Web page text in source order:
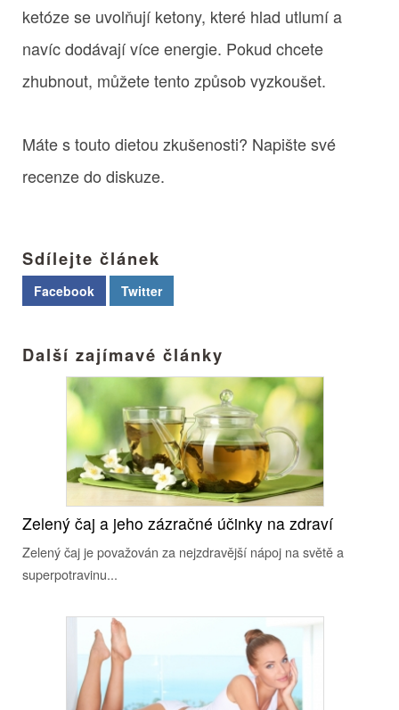
ketóze se uvolňují ketony, které hlad utlumí a
navíc dodávají více energie. Pokud chcete
zhubnout, můžete tento způsob vyzkoušet.
Máte s touto dietou zkušenosti? Napište své
recenze do diskuze.
Sdílejte článek
Facebook Twitter
Další zajímavé články
Zelený čaj a jeho zázračné účinky na zdraví
Zelený čaj je považován za nejzdravější nápoj na světě a
superpotravinu...